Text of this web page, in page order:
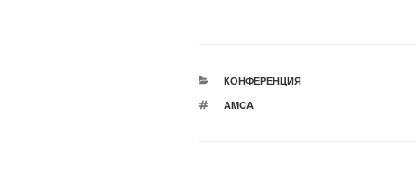
РУБРИКИ
КОНФЕРЕНЦИЯ
МЕТКИ
AMCA